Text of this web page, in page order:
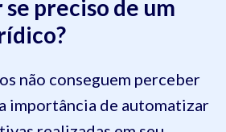
se preciso de um
não conseguem perceber
importância de automatizar